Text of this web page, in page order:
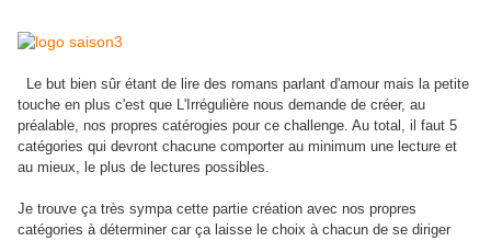
Le but bien sûr étant de lire des romans parlant d'amour mais la petite
touche en plus c'est que L'Irrégulière nous demande de créer, au
préalable, nos propres catérogies pour ce challenge. Au total, il faut 5
catégories qui devront chacune comporter au minimum une lecture et
au mieux, le plus de lectures possibles.
Je trouve ça très sympa cette partie création avec nos propres
catégories à déterminer car ça laisse le choix à chacun de se diriger